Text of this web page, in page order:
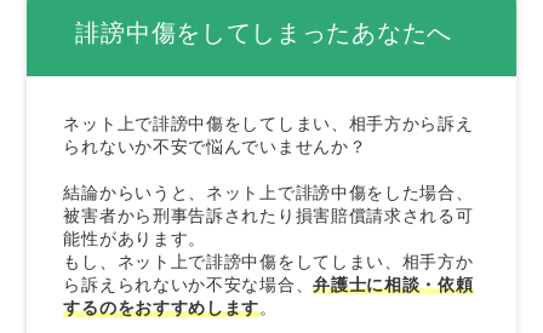
投稿を削除すれば訴えられない？
最後に
誹謗中傷をしてしまったあなたへ
ネット上で誹謗中傷をしてしまい、相手方から訴え
られないか不安で悩んでいませんか？
結論からいうと、ネット上で誹謗中傷をした場合、
被害者から刑事告訴されたり損害賠償請求される可
能性があります。
もし、ネット上で誹謗中傷をしてしまい、相手方か
ら訴えられないか不安な場合、弁護士に相談・依頼
するのをおすすめします。